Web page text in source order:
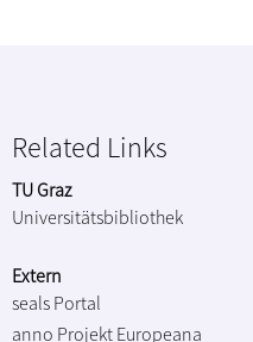
Related Links
TU Graz
Universitätsbibliothek
Extern
seals Portal
anno Projekt Europeana